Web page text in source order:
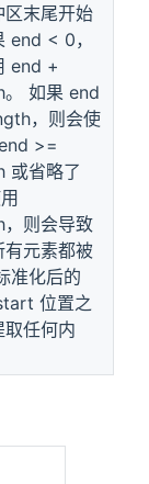
区末尾开始
< 0，
end +
如果 end
，则会使
>=
或省略了
则会导致
有元素都被
准化后的
位置之
任何内